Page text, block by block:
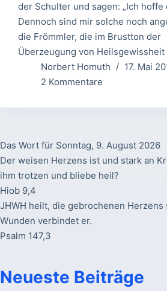
der Schulter und sagen: „Ich hoffe
Dennoch sind mir solche noch
die Frömmler, die im Brustton der
Überzeugung von
Norbert Homuth
17. Mai
2 Kommentare
Das Wort für Sonntag, 9. August 2026
Der weisen Herzens ist und stark an
ihm trotzen und bliebe heil?
Hiob 9,4
JHWH heilt, die gebrochenen Herzens
Wunden verbindet er.
Psalm 147,3
Neueste Beiträge